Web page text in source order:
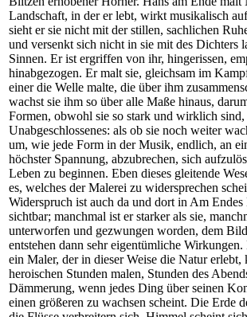
Landschaft, in der er lebt, wirkt musikalisch
sieht er sie nicht mit der stillen, sachlichen
und versenkt sich nicht in sie mit des Dichters
Sinnen. Er ist ergriffen von ihr, hingerissen,
hinabgezogen. Er malt sie, gleichsam im
einer die Welle malte, die über ihm
wachst sie ihm so über alle Maße hinaus,
Formen, obwohl sie so stark und wirklich sind,
Unabgeschlossenes: als ob sie noch weiter
um, wie jede Form in der Musik, endlich, an
höchster Spannung, abzubrechen, sich
Leben zu beginnen. Eben dieses gleitende
es, welches der Malerei zu widersprechen
Widerspruch ist auch da und dort in Am
sichtbar; manchmal ist er starker als sie,
unterworfen und gezwungen worden, dem
entstehen dann sehr eigentümliche
ein Maler, der in dieser Weise die Natur erlebt,
heroischen Stunden malen, Stunden des
Dämmerung, wenn jedes Ding über seinen
einen größeren zu wachsen scheint. Die Erde